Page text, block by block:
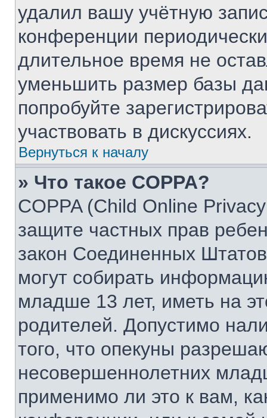
удалил вашу учётную
конференции
длительное время не
уменьшить размер базы
попробуйте
участвовать в дискуссиях.
Вернуться к началу
» Что такое COPPA?
COPPA (Child Online
защите частных прав
закон Соединенных
могут собирать
младше 13 лет, иметь на
родителей. Допустимо
того, что опекуны
несовершеннолетних
применимо ли это к вам,